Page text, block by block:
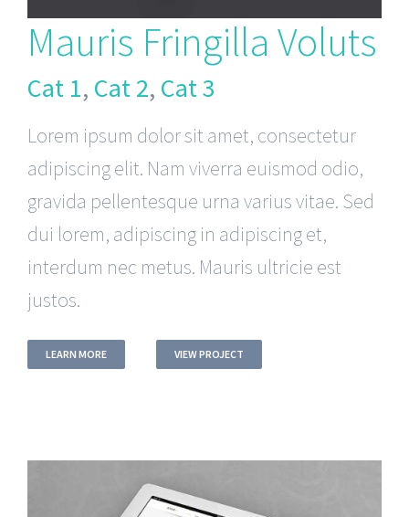
Mauris Fringilla Voluts
Cat 1, Cat 2, Cat 3
Lorem ipsum dolor sit amet, consectetur
adipiscing elit. Nam viverra euismod odio,
gravida pellentesque urna varius vitae. Sed
dui lorem, adipiscing in adipiscing et,
interdum nec metus. Mauris ultricie est
justos.
LEARN MORE VIEW PROJECT